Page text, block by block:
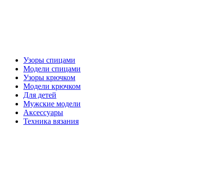
Узоры спицами
Модели спицами
Узоры крючком
Модели крючком
Для детей
Мужские модели
Аксессуары
Техника вязания